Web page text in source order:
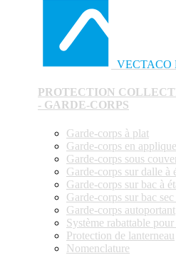
VECTACO
PROTECTION
- GARDE-CORPS
Garde-corps à plat
Garde-corps en
Garde-corps sous
Garde-corps sur dalle à
Garde-corps sur bac à
Garde-corps sur bac
Garde-corps autoportant
Système rabattable
Protection de lanterneau
Nomenclature